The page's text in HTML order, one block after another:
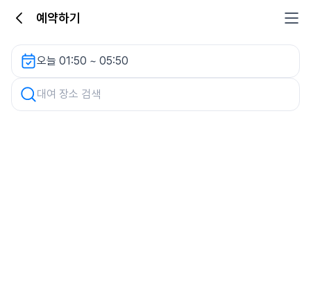
예약하기
오늘 01:50 ~ 05:50
해마주차장 렌터카